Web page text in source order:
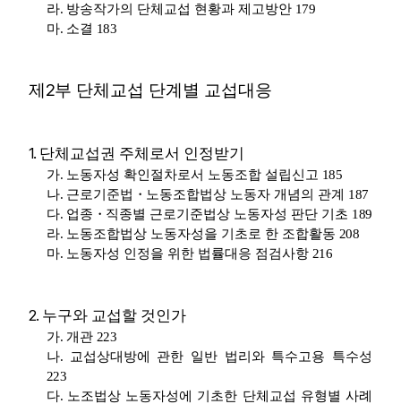
라. 방송작가의 단체교섭 현황과 제고방안 179
마. 소결 183
제 2부 단체교섭 단계별 교섭대응
1. 단체교섭권 주체로서 인정받기
가. 노동자성 확인절차로서 노동조합 설립신고 185
나. 근로기준법 ・ 노동조합법상 노동자 개념의 관계 187
다. 업종 ・ 직종별 근로기준법상 노동자성 판단 기초 189
라. 노동조합법상 노동자성을 기초로 한 조합활동 208
마. 노동자성 인정을 위한 법률대응 점검사항 216
2. 누구와 교섭할 것인가
가. 개관 223
나. 교섭상대방에 관한 일반 법리와 특수고용 특수성
223
다. 노조법상 노동자성에 기초한 단체교섭 유형별 사례